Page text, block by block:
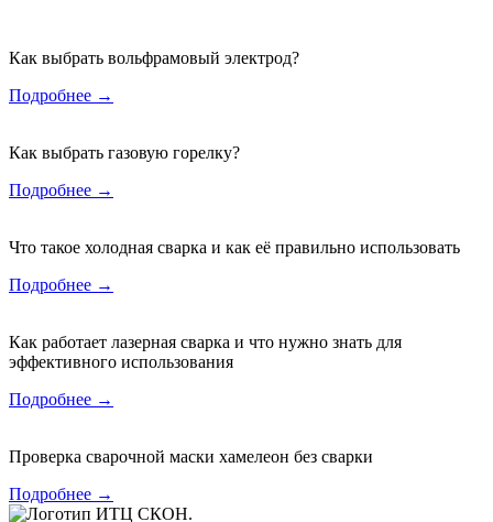
Как выбрать вольфрамовый электрод?
Подробнее →
Как выбрать газовую горелку?
Подробнее →
Что такое холодная сварка и как её правильно использовать
Подробнее →
Как работает лазерная сварка и что нужно знать для
эффективного использования
Подробнее →
Проверка сварочной маски хамелеон без сварки
Подробнее →